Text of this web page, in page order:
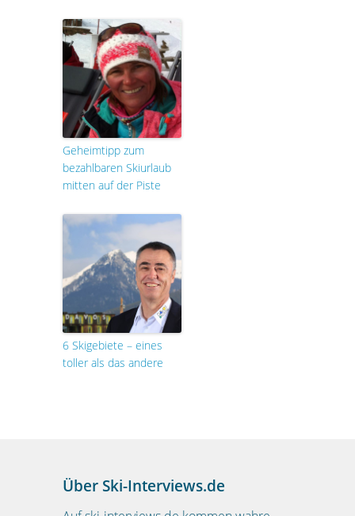
Geheimtipp zum
bezahlbaren Skiurlaub
mitten auf der Piste
6 Skigebiete – eines
toller als das andere
Über Ski-Interviews.de